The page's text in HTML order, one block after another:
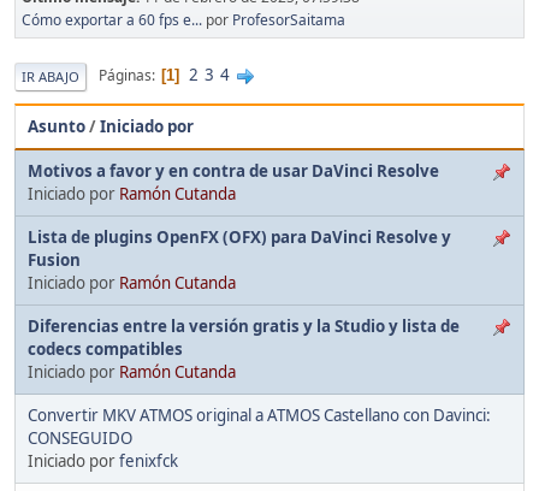
Cómo exportar a 60 fps e... por ProfesorSaitama
IR ABAJO Páginas 1 2 3 4
Asunto/Iniciado por
Motivos a favor y en contra de usar DaVinci Resolve
Iniciado por Ramón Cutanda
Lista de plugins OpenFX (OFX) para DaVinci Resolve y
Fusion
Iniciado por Ramón Cutanda
Diferencias entre la versión gratis y la Studio y lista de
codecs compatibles
Iniciado por Ramón Cutanda
Convertir MKV ATMOS original a ATMOS Castellano con Davinci:
CONSEGUIDO
Iniciado porfenixfck